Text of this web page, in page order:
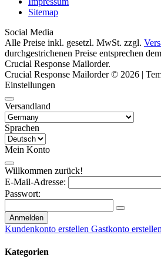
Sitemap
Social Media
Alle Preise inkl. gesetzl. MwSt. zzgl.
durchgestrichenen Preise entsprechen
Crucial Response Mailorder.
Crucial Response Mailorder © 2026 |
Einstellungen
Versandland
Sprachen
Mein Konto
Willkommen zurück!
E-Mail-Adresse:
Passwort:
Anmelden
Kundenkonto erstellen Gastkonto erstellen
Kategorien